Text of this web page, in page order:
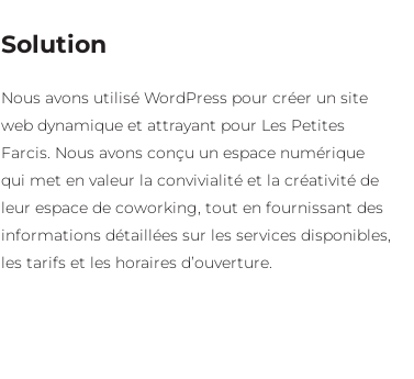
Solution
Nous avons utilisé WordPress pour créer un site
web dynamique et attrayant pour Les Petites
Farcis. Nous avons conçu un espace numérique
qui met en valeur la convivialité et la créativité de
leur espace de coworking, tout en fournissant des
informations détaillées sur les services disponibles,
les tarifs et les horaires d’ouverture.